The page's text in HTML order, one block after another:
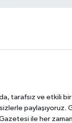
tarafsız ve etkili
sizlerle
ile her